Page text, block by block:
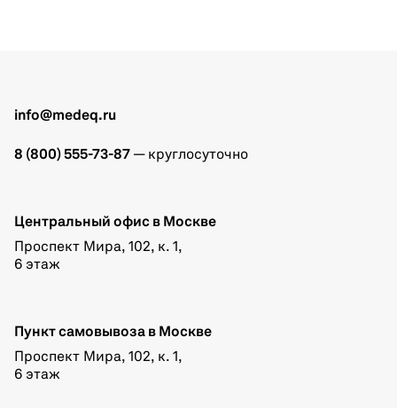
info@medeq.ru
8 (800) 555-73-87 — круглосуточно
Центральный офис в Москве
Проспект Мира, 102, к. 1,
6 этаж
Пункт самовывоза в Москве
Проспект Мира, 102, к. 1,
6 этаж